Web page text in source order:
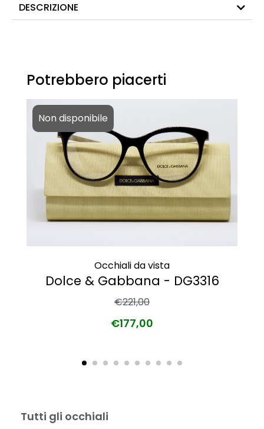
DESCRIZIONE
Potrebbero piacerti
Non disponibile
Occhiali da vista
Dolce & Gabbana - DG3316
€221,00
€177,00
Tutti gli occhiali